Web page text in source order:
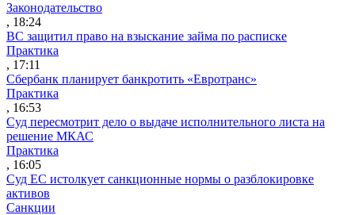
Законодательство
, 18:24
ВС защитил право на взыскание займа по расписке
Практика
, 17:11
Сбербанк планирует банкротить «Евротранс»
Практика
, 16:53
Суд пересмотрит дело о выдаче исполнительного листа на
решение МКАС
Практика
, 16:05
Суд ЕС истолкует санкционные нормы о разблокировке
активов
Санкции